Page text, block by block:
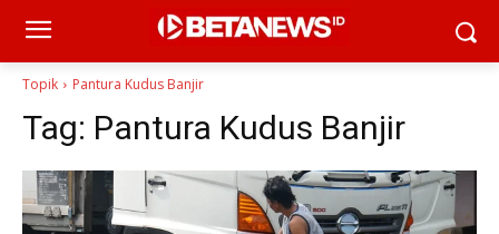
Topik Pantura Kudus Banjir
Tag: Pantura Kudus Banjir